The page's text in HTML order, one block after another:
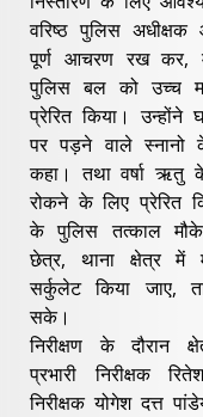
वरिष्ठ पुलिस
पूर्ण आचरण रख कर,
पुलिस बल को उच्च
प्रेरित किया। उन्होंने
पर पड़ने वाले स्नानो
कहा। तथा वर्षा
रोकने के लिए प्रेरित
के पुलिस तत्काल
छेत्र, थाना क्षेत्र में
सर्कुलेट किया जाए,
सके।
निरीक्षण के दौरान
प्रभारी निरीक्षक
निरीक्षक योगेश दत्त